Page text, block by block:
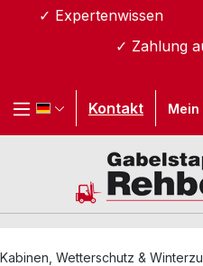
Zum Hauptinhalt springen
✓ Expertenwissen
✓ Zahlung
Kontakt Mein
Kabinen, Wetterschutz &